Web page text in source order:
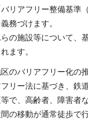
リアフリー整備基準
務づけます。
の施設等について、
ます。
区のバリアフリー化の
リー法に基づき、鉄
で、高齢者、障害者
の移動が通常徒歩で